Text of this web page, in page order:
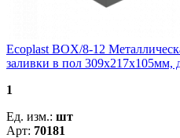
Ecoplast BOX/8-12
заливки в пол 309х217х105мм,
1
Ед. изм.: шт
Арт: 70181